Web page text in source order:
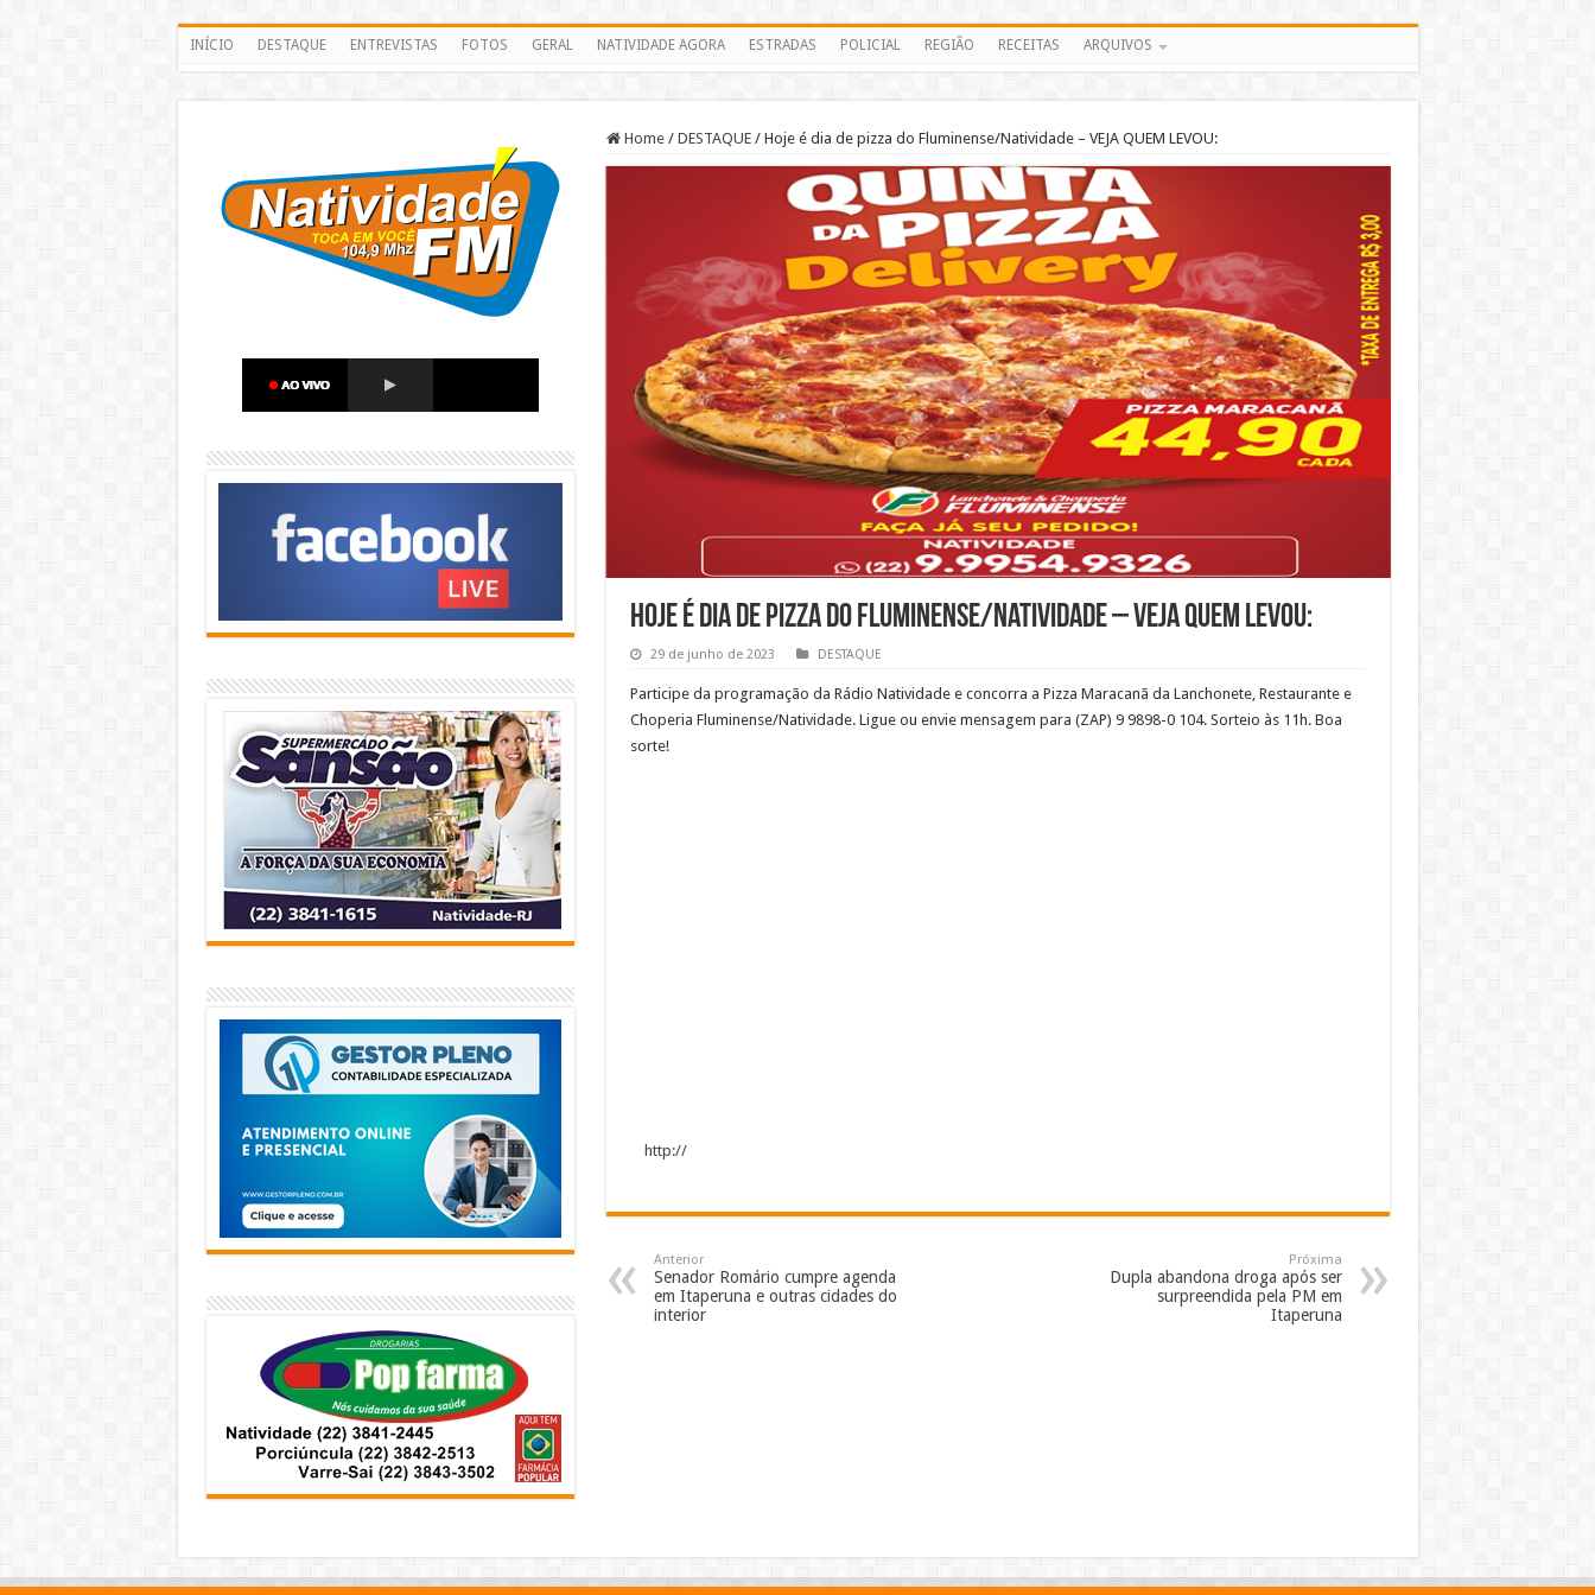
INÍCIO DESTAQUE ENTREVISTAS FOTOS GERAL NATIVIDADE AGORA ESTRADAS POLICIAL REGIÃO RECEITAS ARQUIVOS
Home / DESTAQUE / Hoje é dia de pizza do Fluminense/Natividade – VEJA QUEM LEVOU:
Hoje é dia de pizza do Fluminense/Natividade – VEJA QUEM LEVOU:
29 de junho de 2023 DESTAQUE
Participe da programação da Rádio Natividade e concorra a Pizza Maracanã da Lanchonete, Restaurante e
Choperia Fluminense/Natividade. Ligue ou envie mensagem para (ZAP) 9 9898-0 104. Sorteio às 11h. Boa
sorte!
http://
Anterior
Senador Romário cumpre agenda
em Itaperuna e outras cidades do
interior
Próxima
Dupla abandona droga após ser
surpreendida pela PM em
Itaperuna